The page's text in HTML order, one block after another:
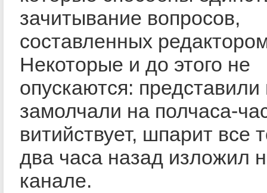
зачитывание вопросов,
составленных
Некоторые и до этого не
опускаются: представили
замолчали на полчаса-
витийствует, шпарит все
два часа назад изложил
канале.